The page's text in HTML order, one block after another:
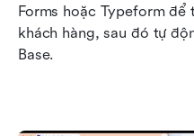
Forms hoặc Typeform để
khách hàng, sau đó tự
Base.